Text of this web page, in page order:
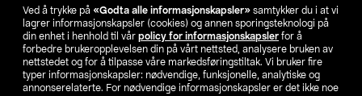
Ved å trykke på «Godta alle informasjonskapsler» samtykker du i at vi
lagrer informasjonskapsler (cookies) og annen sporingsteknologi på
din enhet i henhold til vår policy for informasjonskapsler for å
forbedre brukeropplevelsen din på vårt nettsted, analysere bruken av
nettstedet og for å tilpasse våre markedsføringstiltak. Vi bruker fire
typer informasjonskapsler: nødvendige, funksjonelle, analytiske og
annonserelaterte. For nødvendige informasjonskapsler er det ikke noe
Våre selskaper
Finn din butikk
SE NO FI